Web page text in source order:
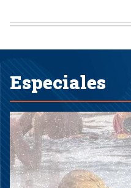
Especiales